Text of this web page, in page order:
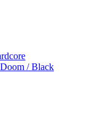
/ Black